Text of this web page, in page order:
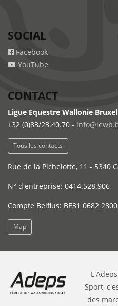
SOCIAL
Facebook
YouTube
CONTACT
Ligue Equestre Wallonie
+32 (0)83/23.40.70 -
Tous les contacts
Rue de la Pichelotte, 11 - 5340
N° d'entreprise: 0414.528.906
Compte Belfius: BE31 0682
Map
Sport,
des